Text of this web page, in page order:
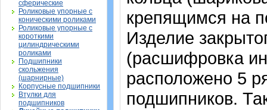
сферические
Роликовые упорные с
коническими роликами
Роликовые упорные с
короткими
цилиндрическими
роликами
Подшипники
скольжения
(шарнирные)
Корпусные подшипники
Втулки для
подшипников
крепящимся на
Изделие
(расшифровка
расположено 5
подшипников.